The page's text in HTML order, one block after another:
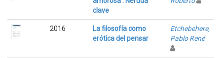
clave
2016
La filosofía como
erótica del pensar
Etchebehere,
Pablo René